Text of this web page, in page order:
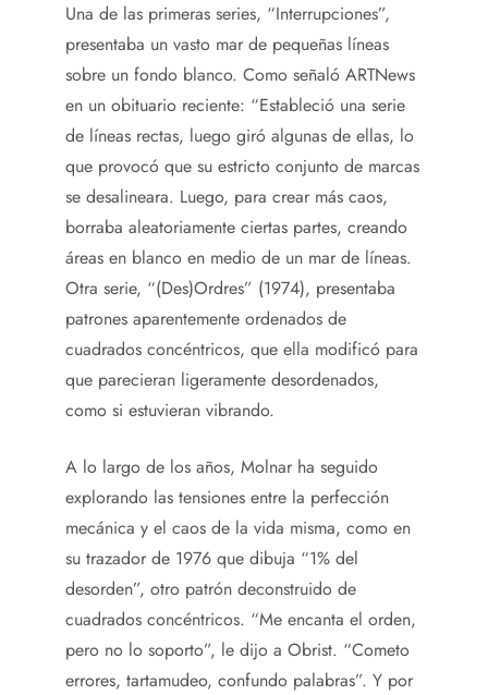
Una de las primeras series, “Interrupciones”,
presentaba un vasto mar de pequeñas líneas
sobre un fondo blanco. Como señaló ARTNews
en un obituario reciente: “Estableció una serie
de líneas rectas, luego giró algunas de ellas, lo
que provocó que su estricto conjunto de marcas
se desalineara. Luego, para crear más caos,
borraba aleatoriamente ciertas partes, creando
áreas en blanco en medio de un mar de líneas.
Otra serie, “(Des)Ordres” (1974), presentaba
patrones aparentemente ordenados de
cuadrados concéntricos, que ella modificó para
que parecieran ligeramente desordenados,
como si estuvieran vibrando.
A lo largo de los años, Molnar ha seguido
explorando las tensiones entre la perfección
mecánica y el caos de la vida misma, como en
su trazador de 1976 que dibuja “1% del
desorden”, otro patrón deconstruido de
cuadrados concéntricos. “Me encanta el orden,
pero no lo soporto”, le dijo a Obrist. “Cometo
errores, tartamudeo, confundo palabras”. Y por